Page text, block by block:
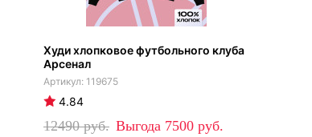
Худи хлопковое футбольного клуба
Арсенал
119675
4.84
12490 7500